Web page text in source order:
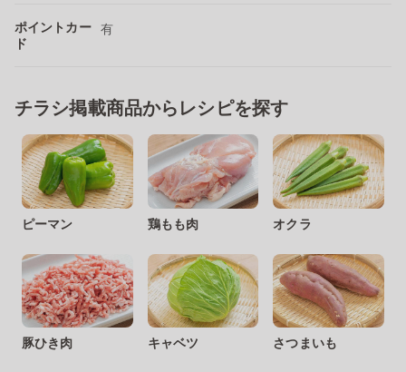
ポイントカー
ド
有
チラシ掲載商品からレシピを探す
ピーマン 鶏もも肉 オクラ
豚ひき肉 キャベツ さつまいも